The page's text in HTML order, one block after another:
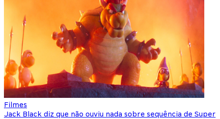
Filmes
Jack Black diz que não ouviu nada sobre sequência de Super